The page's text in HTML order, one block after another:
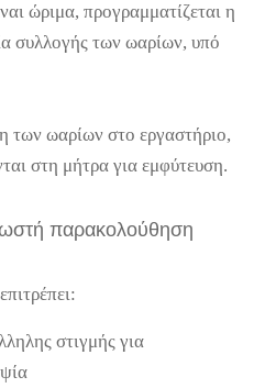
ώριμα, προγραμματίζεται η
συλλογής των ωαρίων, υπό
των ωαρίων στο εργαστήριο,
στη μήτρα για εμφύτευση.
σωστή παρακολούθηση
στιγμής για